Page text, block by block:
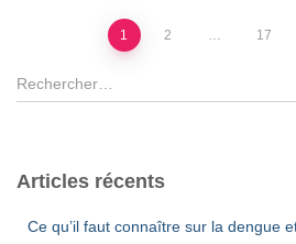
Pagination
des
1 2 17
R
e
e
Articles récents
Ce qu’il faut connaître sur la dengue